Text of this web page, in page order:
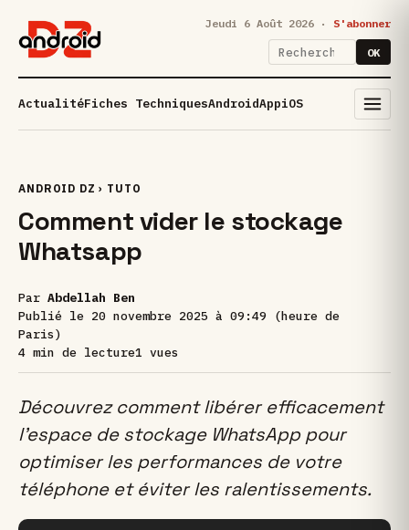
Jeudi 6 Août 2026 · S'abonner
OK
ActualitéFiches TechniquesAndroidAppiOS
ANDROID DZ › TUTO
Comment vider le stockage
Whatsapp
ParAbdellah Ben
Publié le 20 novembre 2025 à 09:49 (heure de
Paris)
4 min de lecture1 vues
Découvrez comment libérer efficacement
l’espace de stockage WhatsApp pour
optimiser les performances de votre
téléphone et éviter les ralentissements.